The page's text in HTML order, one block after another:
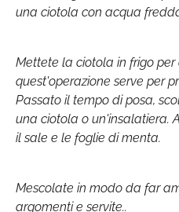
una ciotola con acqua
Mettete la ciotola in frigo per
quest'operazione serve per
Passato il tempo di posa,
una ciotola o un'insalatiera.
il sale e le foglie di menta.
Mescolate in modo da far
argomenti e servite..